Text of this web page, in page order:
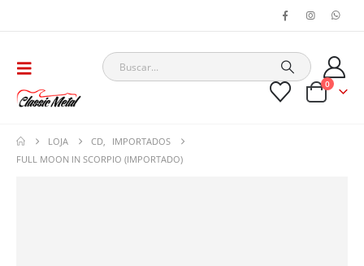
0
LOJA CD
IMPORTADOS
FULL MOON IN SCORPIO (IMPORTADO)